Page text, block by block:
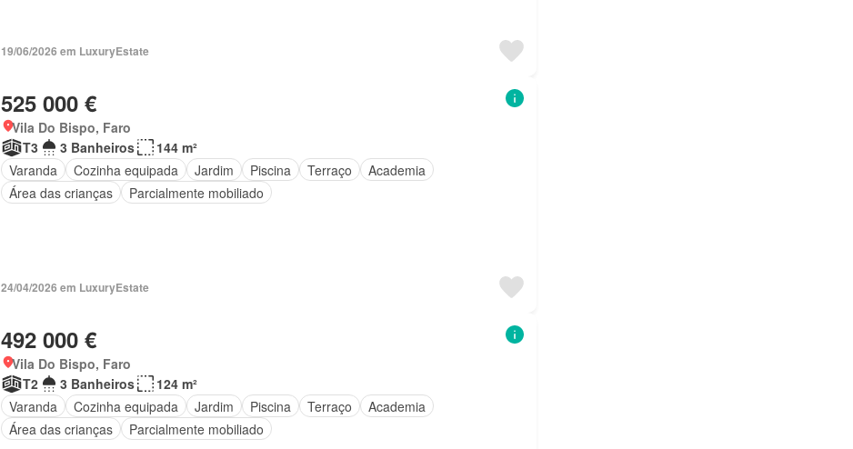
19/06/2026 em LuxuryEstate
525 000 €
Vila Do Bispo, Faro
T3
3 Banheiros
144 m²
Varanda
Cozinha equipada Jardim Piscina Terraço
Academia
Área das crianças
Parcialmente mobiliado
24/04/2026 em LuxuryEstate
492 000 €
Vila Do Bispo, Faro
T2
3 Banheiros
124 m²
Varanda
Cozinha equipada Jardim Piscina Terraço
Academia
Área das crianças
Parcialmente mobiliado